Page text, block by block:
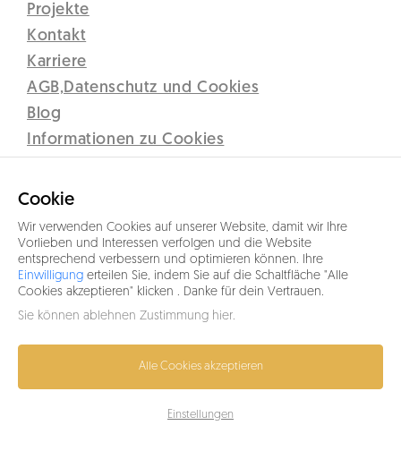
Projekte
Kontakt
Karriere
AGB,Datenschutz und Cookies
Blog
Informationen zu Cookies
Lipno Real s.r.o.
Sidlo: Přístav 71, 382 78 Lipno nad Vltavou
IČO 26077191
+43 664 5317333
Cookie
Wir verwenden Cookies auf unserer Website, damit wir Ihre
Vorlieben und Interessen verfolgen und die Website
entsprechend verbessern und optimieren können. Ihre
Einwilligung erteilen Sie, indem Sie auf die Schaltfläche "Alle
Cookies akzeptieren" klicken . Danke für dein Vertrauen.
Sie können ablehnen Zustimmung hier.
Alle Cookies akzeptieren
Einstellungen